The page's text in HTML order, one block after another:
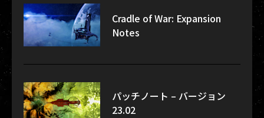
Cradle of War: Expansion
Notes
パッチノート – バージョン
23.02